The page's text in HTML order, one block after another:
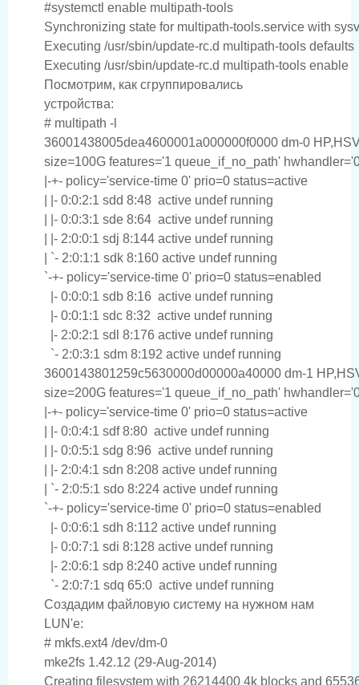
#systemctl enable multipath-tools
Synchronizing state for multipath-tools.service with
Executing /usr/sbin/update-rc.d multipath-tools defaults
Посмотрим, как сгруппировались
устройства:
# multipath -l
36001438005dea4600001a000000f0000 dm-0
size=100G features='1 queue_if_no_path'
|-+- policy='service-time 0' prio=0 status=active
| |- 0:0:2:1 sdd 8:48  active undef running
| |- 0:0:3:1 sde 8:64  active undef running
| |- 2:0:0:1 sdj 8:144 active undef running
| `- 2:0:1:1 sdk 8:160 active undef running
`-+- policy='service-time 0' prio=0 status=enabled
  |- 0:0:0:1 sdb 8:16  active undef running
  |- 0:0:1:1 sdc 8:32  active undef running
  |- 2:0:2:1 sdl 8:176 active undef running
  `- 2:0:3:1 sdm 8:192 active undef running
3600143801259c5630000d00000a40000 dm-1
size=200G features='1 queue_if_no_path'
|-+- policy='service-time 0' prio=0 status=active
| |- 0:0:4:1 sdf 8:80  active undef running
| |- 0:0:5:1 sdg 8:96  active undef running
| |- 2:0:4:1 sdn 8:208 active undef running
| `- 2:0:5:1 sdo 8:224 active undef running
`-+- policy='service-time 0' prio=0 status=enabled
  |- 0:0:6:1 sdh 8:112 active undef running
  |- 0:0:7:1 sdi 8:128 active undef running
  |- 2:0:6:1 sdp 8:240 active undef running
Создадим файловую систему на нужном нам
LUN'e:
# mkfs.ext4 /dev/dm-0
mke2fs 1.42.12 (29-Aug-2014)
Creating filesystem with 26214400 4k blocks and